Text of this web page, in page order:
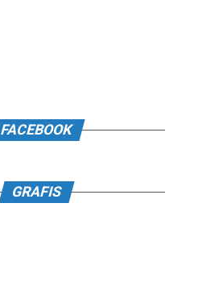
FACEBOOK
GRAFIS